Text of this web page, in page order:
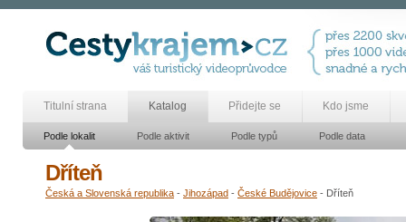
Titulní strana Katalog Přidejte se Kdo jsme
Podle lokalit Podle aktivit Podle typů Podle data
Dříteň
Česká a Slovenská republika - Jihozápad - České Budějovice - Dříteň